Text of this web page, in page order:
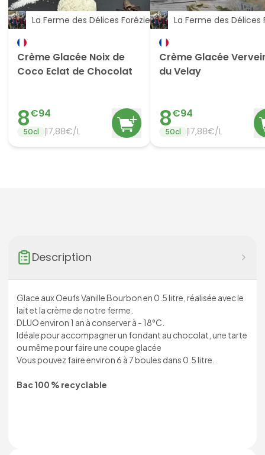
La Ferme des Délices Foréziens
Crème Glacée Noix de
Coco Eclat de Chocolat
8€94
50cl 17,88€/L
La Ferme des Délices
Crème Glacée
du Velay
8€94
50cl 17,88€/L
Description
Glace aux Oeufs Vanille Bourbon en 0.5 litre, réalisée avec le
lait et la crème de notre ferme.
DLUO environ 1 an à conserver à - 18°C.
Idéale pour accompagner un fondant au chocolat, une tarte
ou même pour faire une coupe glacée
Vous pouvez faire environ 6 à 7 boules dans 0.5 litre.
Bac 100 % recyclable